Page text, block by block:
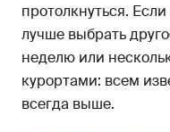
протолкнуться.
лучше выбрать
неделю или
курортами: всем
всегда выше.